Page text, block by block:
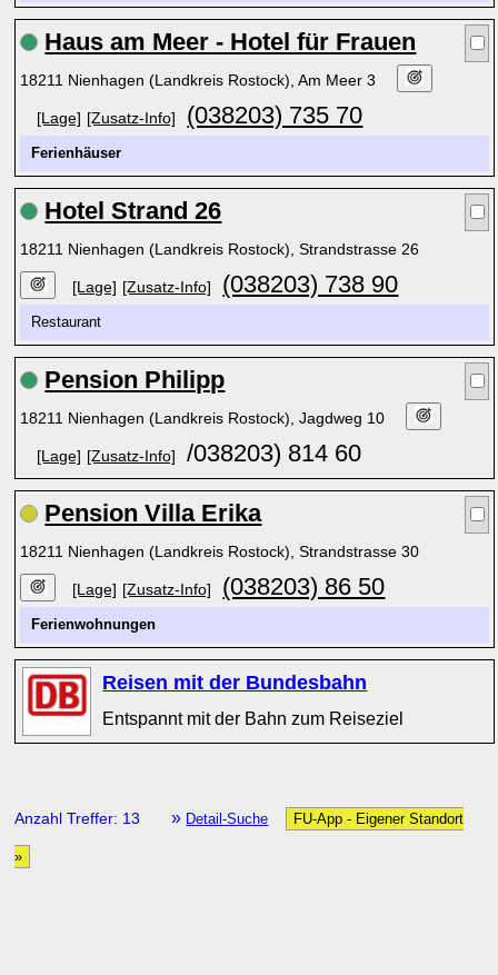
Haus am Meer - Hotel für Frauen
18211 Nienhagen (Landkreis Rostock), Am Meer 3
[Lage] [Zusatz-Info] (038203) 735 70
Ferienhäuser
Hotel Strand 26
18211 Nienhagen (Landkreis Rostock), Strandstrasse 26
[Lage] [Zusatz-Info] (038203) 738 90
Restaurant
Pension Philipp
18211 Nienhagen (Landkreis Rostock), Jagdweg 10
[Lage] [Zusatz-Info] /038203) 814 60
Pension Villa Erika
18211 Nienhagen (Landkreis Rostock), Strandstrasse 30
[Lage] [Zusatz-Info] (038203) 86 50
Ferienwohnungen
Reisen mit der Bundesbahn
Entspannt mit der Bahn zum Reiseziel
Anzahl Treffer: 13 » Detail-Suche FU-App - Eigener Standort
»